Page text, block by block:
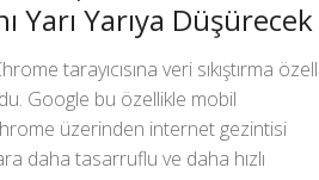
Yarı Yarıya Düşürecek
tarayıcısına veri sıkıştırma
Google bu özellikle mobil
üzerinden internet gezintisi
daha tasarruflu ve daha hızlı